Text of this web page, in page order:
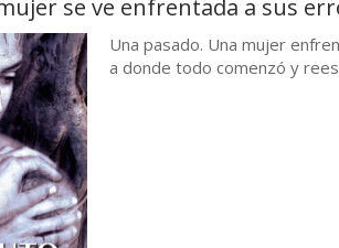
se ve enfrentada a sus
Una pasado. Una mujer
a donde todo comenzó y